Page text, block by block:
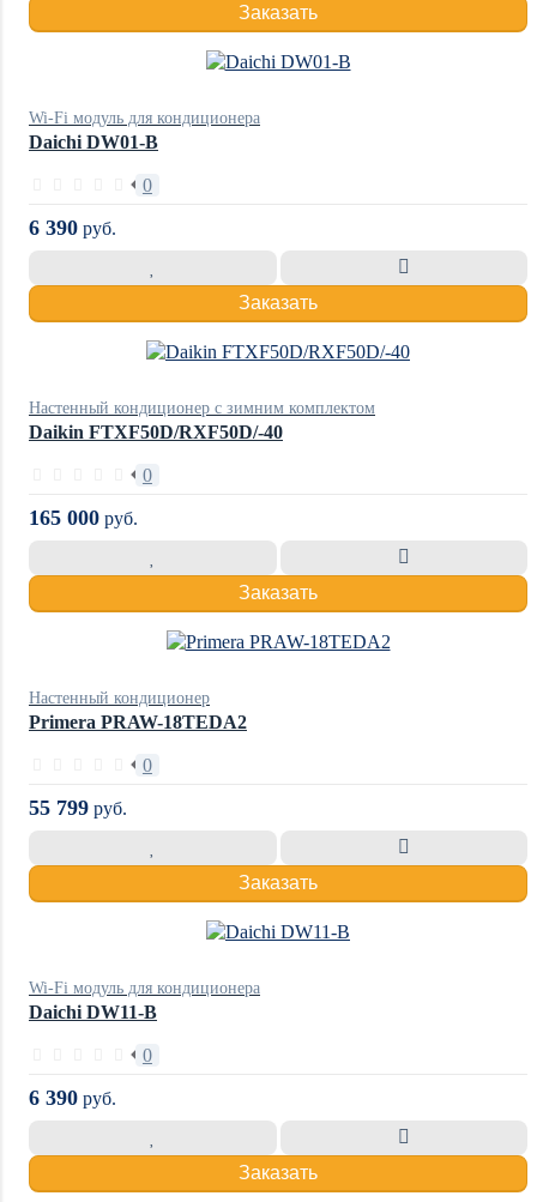
Заказать
Wi-Fi модуль для кондиционера
Daichi DW01-B
0
6 390 руб.
Заказать
Настенный кондиционер с зимним комплектом
Daikin FTXF50D/RXF50D/-40
0
165 000 руб.
Заказать
Настенный кондиционер
Primera PRAW-18TEDA2
0
55 799 руб.
Заказать
Wi-Fi модуль для кондиционера
Daichi DW11-B
0
6 390 руб.
Заказать